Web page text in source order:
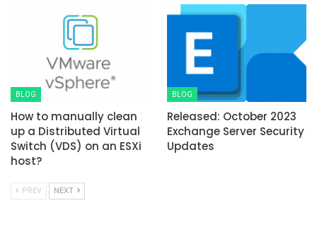
BLOG
How to manually clean
up a Distributed Virtual
Switch (VDS) on an ESXi
host?
BLOG
Released: October 2023
Exchange Server Security
Updates
PREV NEXT